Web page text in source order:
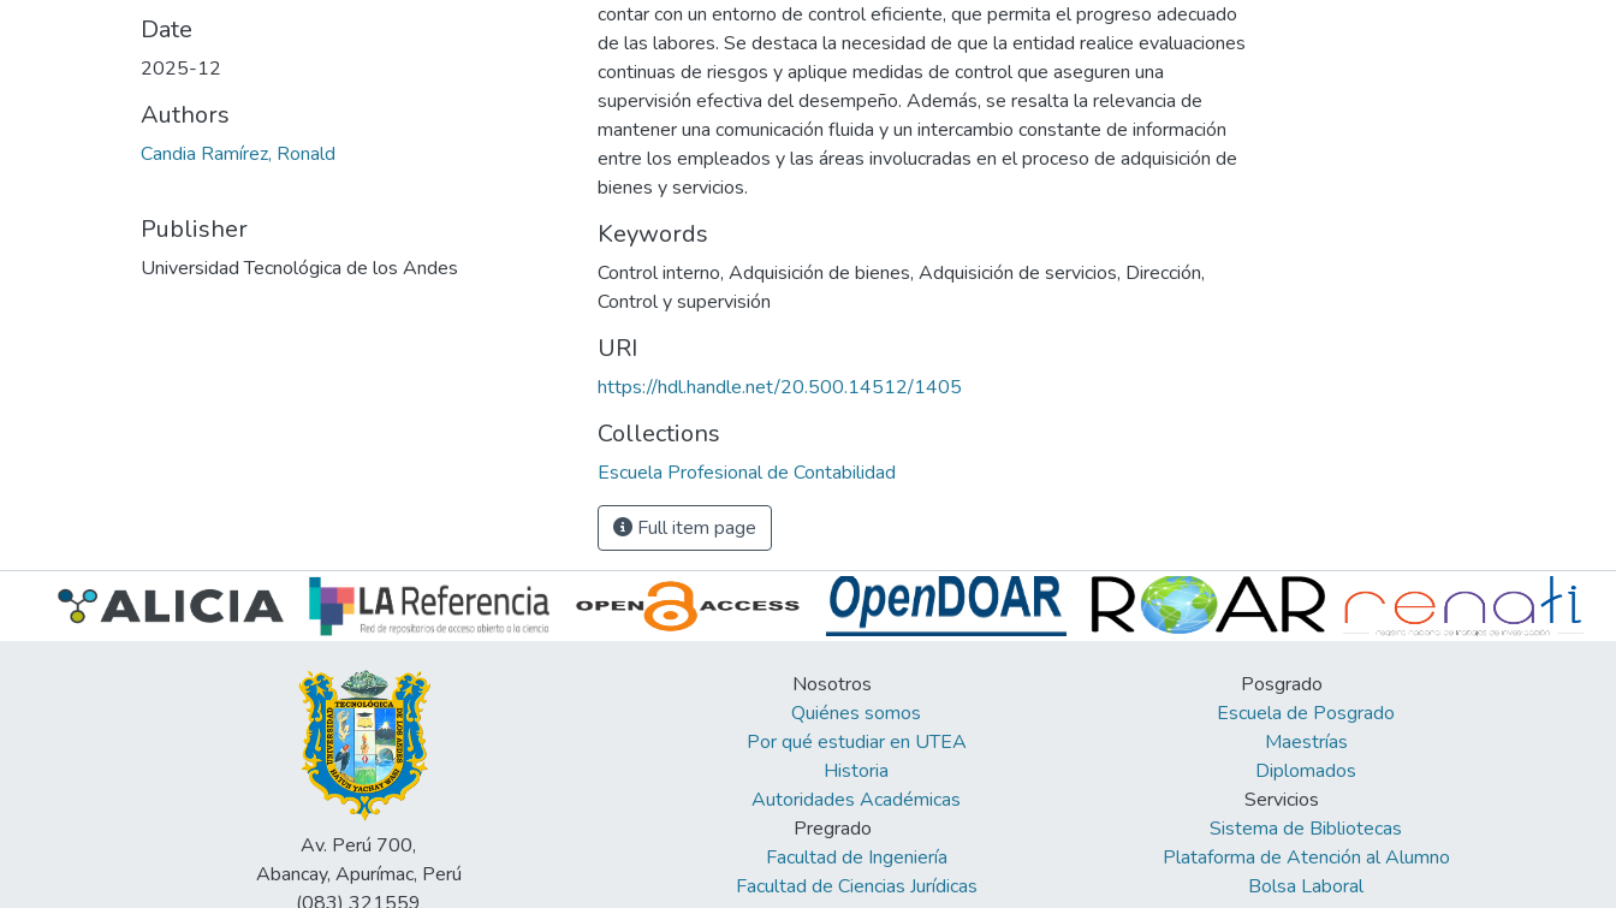
Date
2025-12
Authors
Candia Ramírez, Ronald
Publisher
Universidad Tecnológica de los Andes
contar con un entorno de control eficiente, que permita el progreso adecuado
de las labores. Se destaca la necesidad de que la entidad realice evaluaciones
continuas de riesgos y aplique medidas de control que aseguren una
supervisión efectiva del desempeño. Además, se resalta la relevancia de
mantener una comunicación fluida y un intercambio constante de información
entre los empleados y las áreas involucradas en el proceso de adquisición de
bienes y servicios.
Keywords
Control interno, Adquisición de bienes, Adquisición de servicios, Dirección,
Control y supervisión
URI
https://hdl.handle.net/20.500.14512/1405
Collections
Escuela Profesional de Contabilidad
Full item page
Av. Perú 700,
Abancay, Apurímac, Perú
Nosotros
Quiénes somos
Por qué estudiar en UTEA
Historia
Autoridades Académicas
Pregrado
Facultad de Ingeniería
Facultad de Ciencias Jurídicas
Posgrado
Escuela de Posgrado
Maestrías
Diplomados
Servicios
Sistema de Bibliotecas
Plataforma de Atención al Alumno
Bolsa Laboral